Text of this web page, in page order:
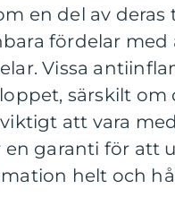
en del av
fördelar
Vissa
särskilt om
att vara
en garanti för att
helt och